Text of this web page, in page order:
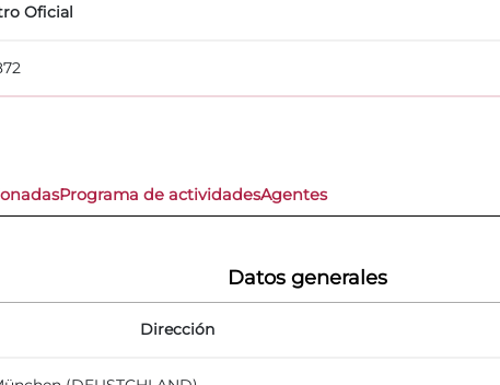
Oficial
Programa de actividadesAgentes
Datos generales
Dirección